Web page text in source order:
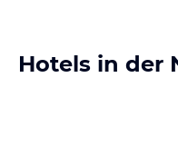
Hotels in der